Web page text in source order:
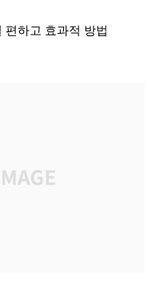
편하고 효과적 방법